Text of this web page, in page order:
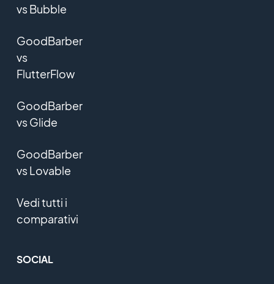
vs Bubble
GoodBarber
vs
FlutterFlow
GoodBarber
vs Glide
GoodBarber
vs Lovable
Vedi tutti i
comparativi
SOCIAL